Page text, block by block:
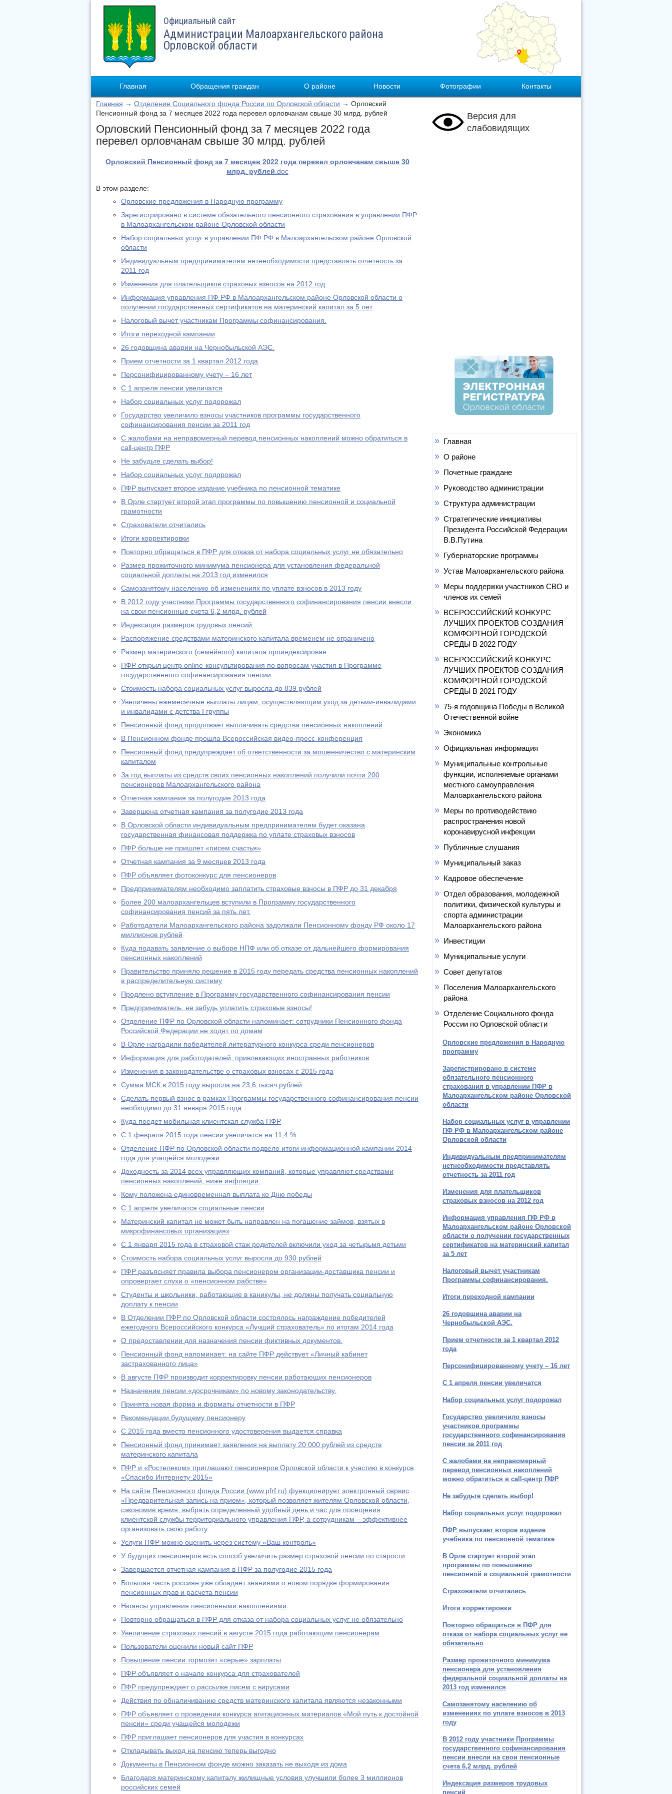
Официальный сайт
Администрации Малоархангельского района
Орловской области
Главная Обращения граждан О районе Новости Фотографии Контакты
Главная → Отделение Социального фонда России по Орловской области → Орловский
Пенсионный фонд за 7 месяцев 2022 года перевел орловчанам свыше 30 млрд. рублей
Орловский Пенсионный фонд за 7 месяцев 2022 года
перевел орловчанам свыше 30 млрд. рублей
Орловский Пенсионный фонд за 7 месяцев 2022 года перевел орловчанам свыше 30
млрд. рублей .doc
В этом разделе:
Орловские предложения в Народную программу
Зарегистрировано в системе обязательного пенсионного страхования в управлении ПФР
в Малоархангельском районе Орловской области
Набор социальных услуг в управлении ПФ РФ в Малоархангельском районе Орловской
области
Индивидуальным предпринимателям нетнеобходимости представлять отчетность за
2011 год
Изменения для плательщиков страховых взносов на 2012 год
Информация управления ПФ РФ в Малоархангельском районе Орловской области о
получении государственных сертификатов на материнский капитал за 5 лет
Налоговый вычет участникам Программы софинансирования.
Итоги переходной кампании
26 годовщина аварии на Чернобыльской АЭС.
Прием отчетности за 1 квартал 2012 года
Персонифицированному учету – 16 лет
С 1 апреля пенсии увеличатся
Набор социальных услуг подорожал
Государство увеличило взносы участников программы государственного
софинансирования пенсии за 2011 год
С жалобами на неправомерный перевод пенсионных накоплений можно обратиться в
call-центр ПФР
Не забудьте сделать выбор!
Набор социальных услуг подорожал
ПФР выпускает второе издание учебника по пенсионной тематике
В Орле стартует второй этап программы по повышению пенсионной и социальной
грамотности
Страхователи отчитались
Итоги корректировки
Повторно обращаться в ПФР для отказа от набора социальных услуг не обязательно
Размер прожиточного минимума пенсионера для установления федеральной
социальной доплаты на 2013 год изменился
Самозанятому населению об изменениях по уплате взносов в 2013 году
В 2012 году участники Программы государственного софинансирования пенсии внесли
на свои пенсионные счета 6,2 млрд. рублей
Индексация размеров трудовых пенсий
Распоряжение средствами материнского капитала временем не ограничено
Размер материнского (семейного) капитала проиндексирован
ПФР открыл центр online-консультирования по вопросам участия в Программе
государственного софинансирования пенсии
Стоимость набора социальных услуг выросла до 839 рублей
Увеличены ежемесячные выплаты лицам, осуществляющим уход за детьми-инвалидами
и инвалидами с детства I группы
Пенсионный фонд продолжает выплачивать средства пенсионных накоплений
В Пенсионном фонде прошла Всероссийская видео-пресс-конференция
Пенсионный фонд предупреждает об ответственности за мошенничество с материнским
капиталом
За год выплаты из средств своих пенсионных накоплений получили почти 200
пенсионеров Малоархангельского района
Отчетная кампания за полугодие 2013 года
Завершена отчетная кампания за полугодие 2013 года
В Орловской области индивидуальным предпринимателям будет оказана
государственная финансовая поддержка по уплате страховых взносов
ПФР больше не пришлет «писем счастья»
Отчетная кампания за 9 месяцев 2013 года
ПФР объявляет фотоконкурс для пенсионеров
Предпринимателям необходимо заплатить страховые взносы в ПФР до 31 декабря
Более 200 малоархангельцев вступили в Программу государственного
софинансирования пенсий за пять лет.
Работодатели Малоархангельского района задолжали Пенсионному фонду РФ около 17
миллионов рублей
Куда подавать заявление о выборе НПФ или об отказе от дальнейшего формирования
пенсионных накоплений
Правительство приняло решение в 2015 году передать средства пенсионных накоплений
в распределительную систему
Продлено вступление в Программу государственного софинансирования пенсии
Предприниматель, не забудь уплатить страховые взносы!
Отделение ПФР по Орловской области напоминает: сотрудники Пенсионного фонда
Российской Федерации не ходят по домам
В Орле наградили победителей литературного конкурса среди пенсионеров
Информация для работодателей, привлекающих иностранных работников
Изменения в законодательстве о страховых взносах с 2015 года
Сумма МСК в 2015 году выросла на 23,6 тысяч рублей
Сделать первый взнос в рамках Программы государственного софинансирования пенсии
необходимо до 31 января 2015 года
Куда поедет мобильная клиентская служба ПФР
С 1 февраля 2015 года пенсии увеличатся на 11,4 %
Отделение ПФР по Орловской области подвело итоги информационной кампании 2014
года для учащейся молодежи
Доходность за 2014 всех управляющих компаний, которые управляют средствами
пенсионных накоплений, ниже инфляции.
Кому положена единовременная выплата ко Дню победы
С 1 апреля увеличатся социальные пенсии
Материнский капитал не может быть направлен на погашение займов, взятых в
микрофинансовых организациях
С 1 января 2015 года в страховой стаж родителей включили уход за четырьмя детьми
Стоимость набора социальных услуг выросла до 930 рублей
ПФР разъясняет правила выбора пенсионером организации-доставщика пенсии и
опровергает слухи о «пенсионном рабстве»
Студенты и школьники, работающие в каникулы, не должны получать социальную
доплату к пенсии
В Отделении ПФР по Орловской области состоялось награждение победителей
ежегодного Всероссийского конкурса «Лучший страхователь» по итогам 2014 года
О предоставлении для назначения пенсии фиктивных документов.
Пенсионный фонд напоминает: на сайте ПФР действует «Личный кабинет
застрахованного лица»
В августе ПФР производит корректировку пенсии работающих пенсионеров
Назначение пенсии «досрочникам» по новому законодательству.
Принята новая форма и форматы отчетности в ПФР
Рекомендации будущему пенсионеру
С 2015 года вместо пенсионного удостоверения выдается справка
Пенсионный фонд принимает заявления на выплату 20 000 рублей из средств
материнского капитала
ПФР и «Ростелеком» приглашают пенсионеров Орловской области к участию в конкурсе
«Спасибо Интернету-2015»
На сайте Пенсионного фонда России (www.pfrf.ru) функционирует электронный сервис
«Предварительная запись на прием», который позволяет жителям Орловской области,
сэкономив время, выбрать определенный удобный день и час для посещения
клиентской службы территориального управления ПФР, а сотрудникам – эффективнее
организовать свою работу.
Услуги ПФР можно оценить через систему «Ваш контроль»
У будущих пенсионеров есть способ увеличить размер страховой пенсии по старости
Завершается отчетная кампания в ПФР за полугодие 2015 года
Большая часть россиян уже обладает знаниями о новом порядке формирования
пенсионных прав и расчета пенсии
Нюансы управления пенсионными накоплениями
Повторно обращаться в ПФР для отказа от набора социальных услуг не обязательно
Увеличение страховых пенсий в августе 2015 года работающим пенсионерам
Пользователи оценили новый сайт ПФР
Повышение пенсии тормозят «серые» зарплаты
ПФР объявляет о начале конкурса для страхователей
ПФР предупреждает о рассылке писем с вирусами
Действия по обналичиванию средств материнского капитала являются незаконными
ПФР объявляет о проведении конкурса агитационных материалов «Мой путь к достойной
пенсии» среди учащейся молодежи
ПФР приглашает пенсионеров для участия в конкурсах
Откладывать выход на пенсию теперь выгодно
Документы в Пенсионном фонде можно заказать не выходя из дома
Благодаря материнскому капиталу жилищные условия улучшили более 3 миллионов
российских семей
Версия для
слабовидящих
Главная
О районе
Почетные граждане
Руководство администрации
Структура администрации
Стратегические инициативы
Президента Российской Федерации
В.В.Путина
Губернаторские программы
Устав Малоархангельского района
Меры поддержки участников СВО и
членов их семей
ВСЕРОССИЙСКИЙ КОНКУРС
ЛУЧШИХ ПРОЕКТОВ СОЗДАНИЯ
КОМФОРТНОЙ ГОРОДСКОЙ
СРЕДЫ В 2022 ГОДУ
ВСЕРОССИЙСКИЙ КОНКУРС
ЛУЧШИХ ПРОЕКТОВ СОЗДАНИЯ
КОМФОРТНОЙ ГОРОДСКОЙ
СРЕДЫ В 2021 ГОДУ
75-я годовщина Победы в Великой
Отечественной войне
Экономика
Официальная информация
Муниципальные контрольные
функции, исполняемые органами
местного самоуправления
Малоархангельского района
Меры по противодействию
распространения новой
коронавирусной инфекции
Публичные слушания
Муниципальный заказ
Кадровое обеспечение
Отдел образования, молодежной
политики, физической культуры и
спорта администрации
Малоархангельского района
Инвестиции
Муниципальные услуги
Совет депутатов
Поселения Малоархангельского
района
Отделение Социального фонда
России по Орловской области
Орловские предложения в Народную
программу
Зарегистрировано в системе
обязательного пенсионного
страхования в управлении ПФР в
Малоархангельском районе Орловской
области
Набор социальных услуг в управлении
ПФ РФ в Малоархангельском районе
Орловской области
Индивидуальным предпринимателям
нетнеобходимости представлять
отчетность за 2011 год
Изменения для плательщиков
страховых взносов на 2012 год
Информация управления ПФ РФ в
Малоархангельском районе Орловской
области о получении государственных
сертификатов на материнский капитал
за 5 лет
Налоговый вычет участникам
Программы софинансирования.
Итоги переходной кампании
26 годовщина аварии на
Чернобыльской АЭС.
Прием отчетности за 1 квартал 2012
года
Персонифицированному учету – 16 лет
С 1 апреля пенсии увеличатся
Набор социальных услуг подорожал
Государство увеличило взносы
участников программы
государственного софинансирования
пенсии за 2011 год
С жалобами на неправомерный
перевод пенсионных накоплений
можно обратиться в call-центр ПФР
Не забудьте сделать выбор!
Набор социальных услуг подорожал
ПФР выпускает второе издание
учебника по пенсионной тематике
В Орле стартует второй этап
программы по повышению
пенсионной и социальной грамотности
Страхователи отчитались
Итоги корректировки
Повторно обращаться в ПФР для
отказа от набора социальных услуг не
обязательно
Размер прожиточного минимума
пенсионера для установления
федеральной социальной доплаты на
2013 год изменился
Самозанятому населению об
изменениях по уплате взносов в 2013
году
В 2012 году участники Программы
государственного софинансирования
пенсии внесли на свои пенсионные
счета 6,2 млрд. рублей
Индексация размеров трудовых
пенсий